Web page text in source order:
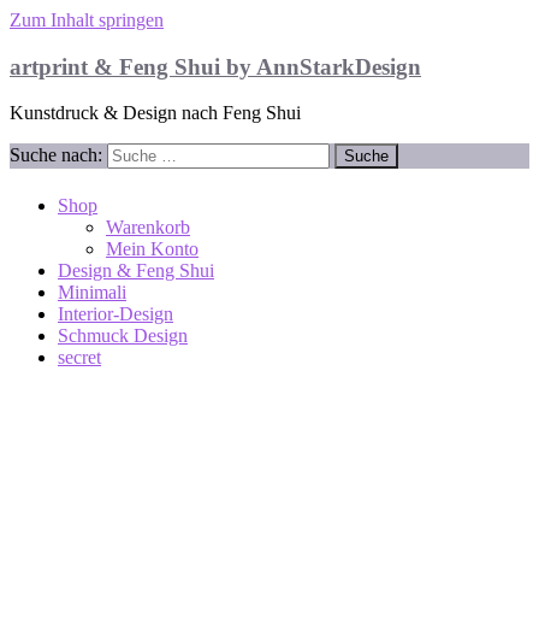
Zum Inhalt springen
artprint & Feng Shui by AnnStarkDesign
Kunstdruck & Design nach Feng Shui
Suche nach:
Shop
Warenkorb
Mein Konto
Design & Feng Shui
Minimali
Interior-Design
Schmuck Design
secret